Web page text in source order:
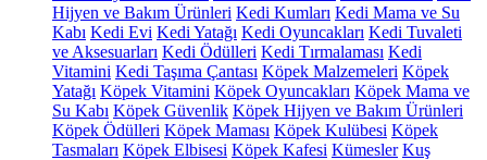
Hijyen ve Bakım Ürünleri Kedi Kumları Kedi Mama ve Su
Kabı Kedi Evi Kedi Yatağı Kedi Oyuncakları Kedi Tuvaleti
ve Aksesuarları Kedi Ödülleri Kedi Tırmalaması Kedi
Vitamini Kedi Taşıma Çantası Köpek Malzemeleri Köpek
Yatağı Köpek Vitamini Köpek Oyuncakları Köpek Mama ve
Su Kabı Köpek Güvenlik Köpek Hijyen ve Bakım Ürünleri
Köpek Ödülleri Köpek Maması Köpek Kulübesi Köpek
Tasmaları Köpek Elbisesi Köpek Kafesi Kümesler Kuş